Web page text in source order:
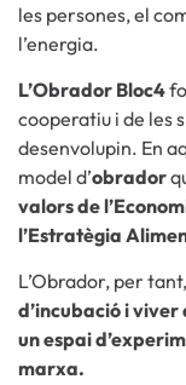
les persones, el
l’energia.
L’Obrador Bloc4
cooperatiu i de les
desenvolupin. En
model d’obrador
valors de
l’Estratègia
L’Obrador, per tant,
d’incubació i
un espai
marxa.